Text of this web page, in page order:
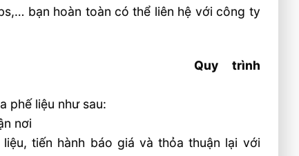
bạn hoàn toàn có thể liên hệ với công ty
Quy trình
phế liệu như sau:
nơi
tiến hành báo giá và thỏa thuận lại với